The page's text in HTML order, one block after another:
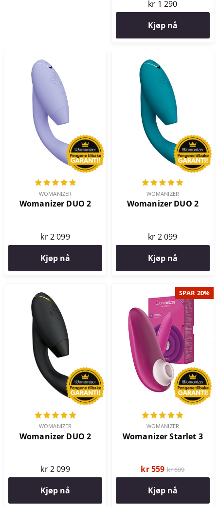
kr 1 290
Kjøp nå
WOMANIZER
Womanizer DUO 2
kr 2 099
Kjøp nå
WOMANIZER
Womanizer DUO 2
kr 2 099
Kjøp nå
WOMANIZER
Womanizer DUO 2
kr 2 099
Kjøp nå
SPAR 20%
WOMANIZER
Womanizer Starlet 3
kr 559 kr 699
Kjøp nå